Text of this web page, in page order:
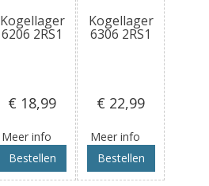
Kogellager
6206 2RS1
€ 18,99
Meer info
Bestellen
Kogellager
6306 2RS1
€ 22,99
Meer info
Bestellen